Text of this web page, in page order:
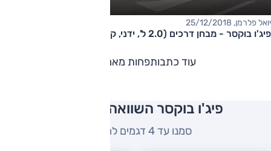
יואל פלרמן, 25/12/2018
פיג'ו בוקסר - מבחן דרכים (2.0 ל', ידני, קצר, קומבי)
עוד כתבותפחות מאמרים
פיג'ו בוקסר השוואה למתחרים
סמנו עד 4 דגמים להשוואה